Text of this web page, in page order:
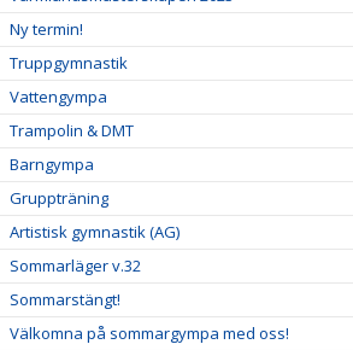
Ny termin!
Truppgymnastik
Vattengympa
Trampolin & DMT
Barngympa
Gruppträning
Artistisk gymnastik (AG)
Sommarläger v.32
Sommarstängt!
Välkomna på sommargympa med oss!